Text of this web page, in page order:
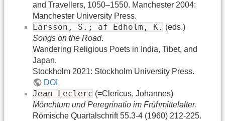
and Travellers, 1050–1550. Manchester 2004:
Manchester University Press.
Larsson, S.; af Edholm, K. (eds.)
Songs on the Road.
Wandering Religious Poets in India, Tibet, and
Japan.
Stockholm 2021: Stockholm University Press.
DOI
Jean Leclerc (=Clericus, Johannes)
Mönchtum und Peregrinatio im Frühmittelalter.
Römische Quartalschrift 55.3-4 (1960) 212-225.